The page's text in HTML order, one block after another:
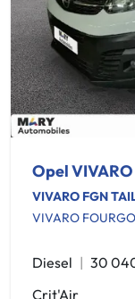
Opel
VIVARO FGN
VIVARO
Diesel 30
Crit'Air